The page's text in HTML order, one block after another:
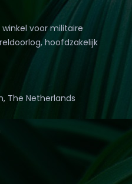
voor militaire
hoofdzakelijk
The Netherlands